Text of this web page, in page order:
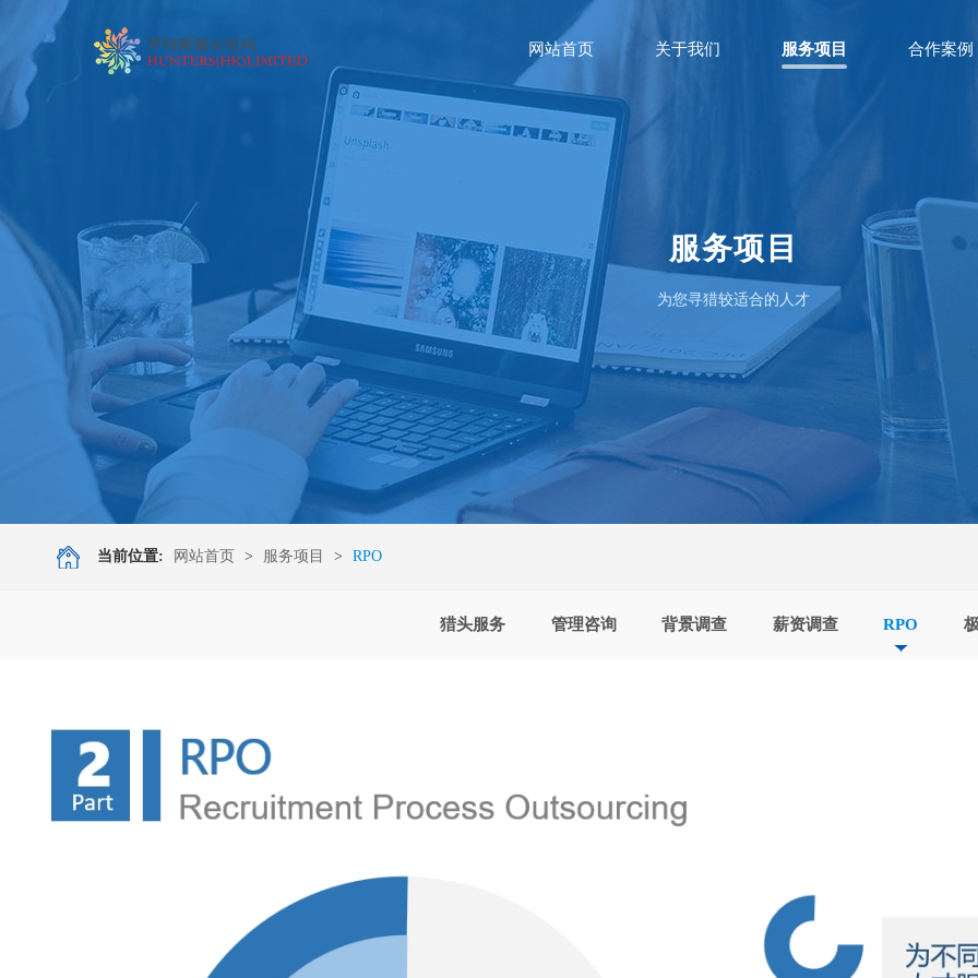
服务项目
为您寻猎较适合的人才
网站首页 关于我们 服务项目 合作案例
当前位置: 网站首页 > 服务项目 > RPO
猎头服务 管理咨询 背景调查 薪资调查 RPO